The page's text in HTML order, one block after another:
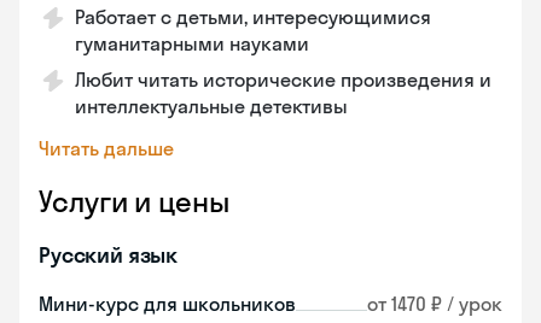
Работает с детьми, интересующимися
гуманитарными науками
Любит читать исторические произведения и
интеллектуальные детективы
Читать дальше
Услуги и цены
Русский язык
Мини-курс для школьников от 1470 ₽ / урок